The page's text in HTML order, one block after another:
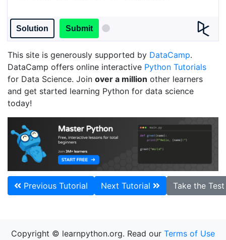
Solution Submit
This site is generously supported by DataCamp.
DataCamp offers online interactive Python Tutorials
for Data Science. Join over a million other learners
and get started learning Python for data science
today!
Previous Tutorial Next Tutorial Take the
Copyright © learnpython.org. Read our Terms of Use